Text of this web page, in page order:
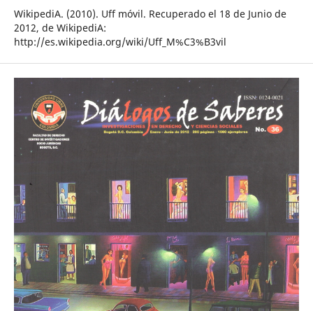
WikipediA. (2010). Uff móvil. Recuperado el 18 de Junio de
2012, de WikipediA:
http://es.wikipedia.org/wiki/Uff_M%C3%B3vil